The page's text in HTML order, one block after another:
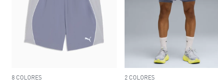
8 COLORES 2 COLORES